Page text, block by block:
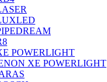
POWERLIGHT
XE POWERLIGHT